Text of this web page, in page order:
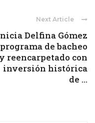
Next Article
Delfina Gómez
programa de bacheo
y reencarpetado con
inversión histórica
de ...